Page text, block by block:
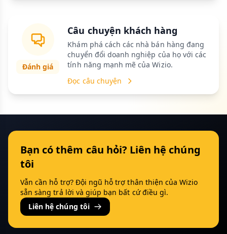
Đánh giá
Câu chuyện khách hàng
Khám phá cách các nhà bán hàng đang
chuyển đổi doanh nghiệp của họ với các
tính năng mạnh mẽ của Wizio.
Đọc câu chuyện
Bạn có thêm câu hỏi? Liên hệ chúng
tôi
Vẫn cần hỗ trợ? Đội ngũ hỗ trợ thân thiện của Wizio
sẵn sàng trả lời và giúp bạn bất cứ điều gì.
Liên hệ chúng tôi